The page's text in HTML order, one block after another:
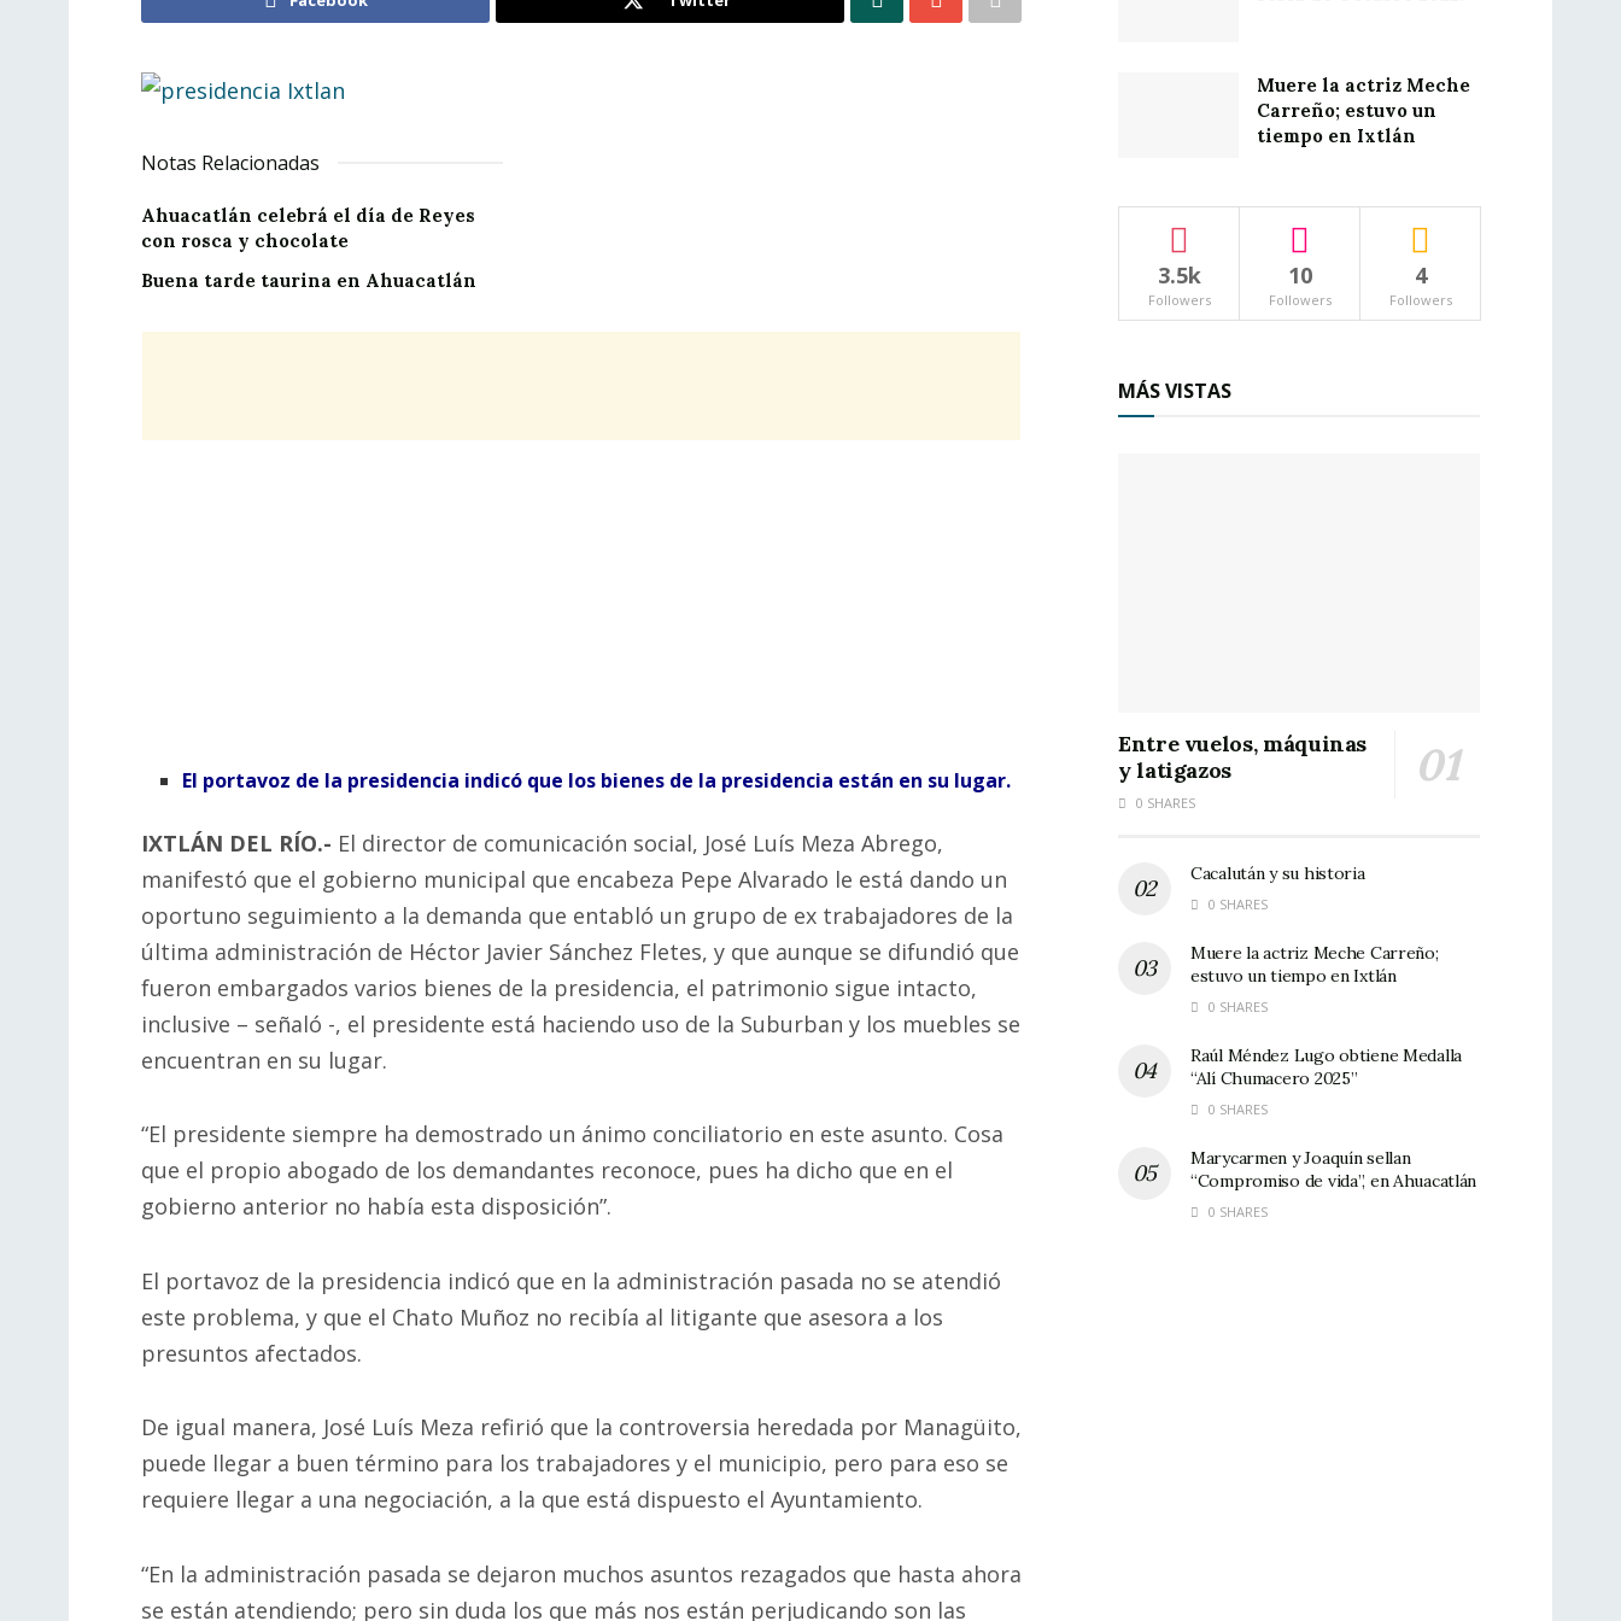
Notas Relacionadas
Ahuacatlán celebrá el día de Reyes
con rosca y chocolate
Buena tarde taurina en Ahuacatlán
El portavoz de la presidencia indicó que los bienes de la presidencia están en su lugar.
IXTLÁN DEL RÍO.- El director de comunicación social, José Luís Meza Abrego,
manifestó que el gobierno municipal que encabeza Pepe Alvarado le está dando un
oportuno seguimiento a la demanda que entabló un grupo de ex trabajadores de la
última administración de Héctor Javier Sánchez Fletes, y que aunque se difundió que
fueron embargados varios bienes de la presidencia, el patrimonio sigue intacto,
inclusive – señaló -, el presidente está haciendo uso de la Suburban y los muebles se
encuentran en su lugar.
“El presidente siempre ha demostrado un ánimo conciliatorio en este asunto. Cosa
que el propio abogado de los demandantes reconoce, pues ha dicho que en el
gobierno anterior no había esta disposición”.
El portavoz de la presidencia indicó que en la administración pasada no se atendió
este problema, y que el Chato Muñoz no recibía al litigante que asesora a los
presuntos afectados.
De igual manera, José Luís Meza refirió que la controversia heredada por Managüito,
puede llegar a buen término para los trabajadores y el municipio, pero para eso se
requiere llegar a una negociación, a la que está dispuesto el Ayuntamiento.
“En la administración pasada se dejaron muchos asuntos rezagados que hasta ahora
se están atendiendo; pero sin duda los que más nos están perjudicando son las
Muere la actriz Meche
Carreño; estuvo un
tiempo en Ixtlán
3.5k
Followers
10
Followers
4
Followers
MÁS VISTAS
Entre vuelos, máquinas
y latigazos
0 SHARES
Cacalután y su historia
0 SHARES
Muere la actriz Meche Carreño;
estuvo un tiempo en Ixtlán
0 SHARES
Raúl Méndez Lugo obtiene Medalla
“Alí Chumacero 2025”
0 SHARES
Marycarmen y Joaquín sellan
“Compromiso de vida”, en Ahuacatlán
0 SHARES